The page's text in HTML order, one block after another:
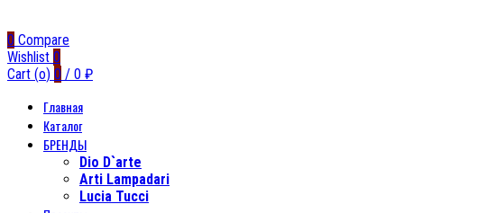
0 Compare
Wishlist 0
Cart (o) 0 / 0 ₽
Главная
Каталог
БРЕНДЫ
Dio D`arte
Arti Lampadari
Lucia Tucci